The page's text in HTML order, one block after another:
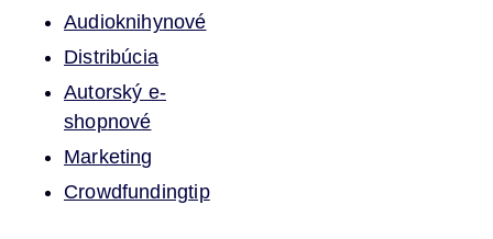
Audioknihynové
Distribúcia
Autorský e-
shopnové
Marketing
Crowdfundingtip